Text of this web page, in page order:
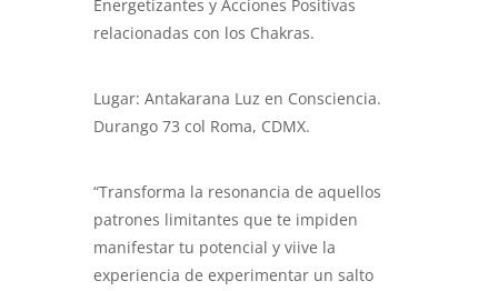
Energetizantes y Acciones Positivas
relacionadas con los Chakras.
Lugar: Antakarana Luz en Consciencia.
Durango 73 col Roma, CDMX.
“Transforma la resonancia de aquellos
patrones limitantes que te impiden
manifestar tu potencial y viive la
experiencia de experimentar un salto